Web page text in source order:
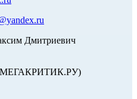
Дмитриевич